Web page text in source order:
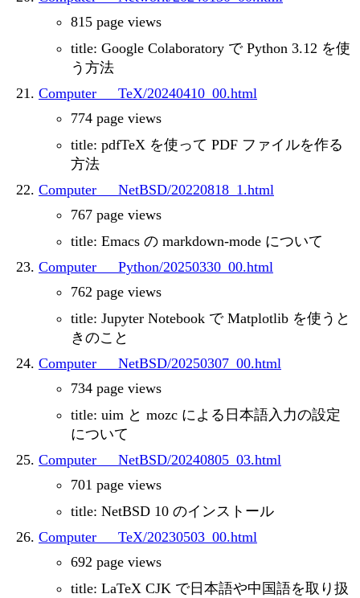
815 page views
title: Google Colaboratory で Python 3.12 を使
う方法
Computer___TeX/20240410_00.html
774 page views
title: pdfTeX を使って PDF ファイルを作る
方法
Computer___NetBSD/20220818_1.html
767 page views
title: Emacs の markdown-mode について
Computer___Python/20250330_00.html
762 page views
title: Jupyter Notebook で Matplotlib を使うと
きのこと
Computer___NetBSD/20250307_00.html
734 page views
title: uim と mozc による日本語入力の設定
について
Computer___NetBSD/20240805_03.html
701 page views
title: NetBSD 10 のインストール
Computer___TeX/20230503_00.html
692 page views
title: LaTeX CJK で日本語や中国語を取り扱